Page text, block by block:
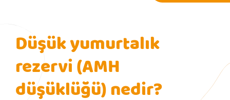
Düşük yumurtalık
rezervi (AMH
düşüklüğü) nedir?